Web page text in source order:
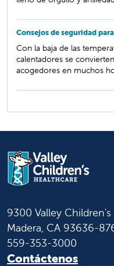
Consejos de seguridad
Con la baja de las
calentadores se
acogedores en muchos
9300 Valley Children's
Madera, CA 93636-
559-353-3000
Contáctenos